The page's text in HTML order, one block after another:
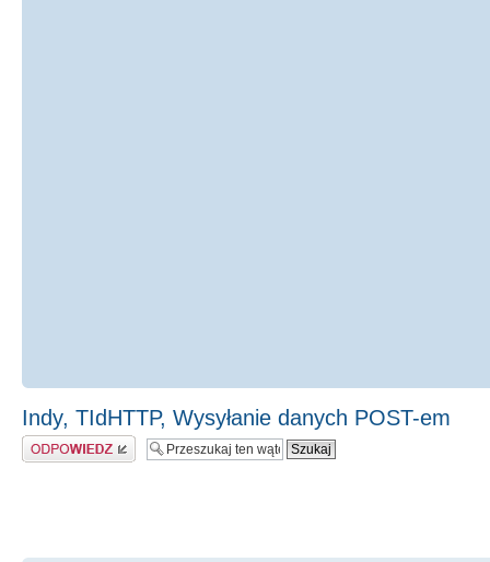
Indy, TIdHTTP, Wysyłanie danych POST-em
Odpowiedz